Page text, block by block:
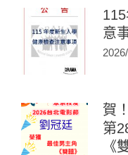
意
賀
第
《